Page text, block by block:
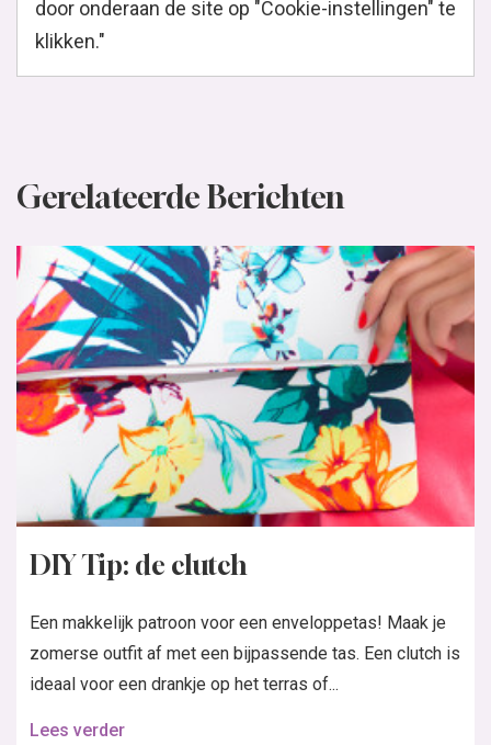
door onderaan de site op "Cookie-instellingen" te
klikken."
Gerelateerde Berichten
DIY Tip: de clutch
Een makkelijk patroon voor een enveloppetas! Maak je
zomerse outfit af met een bijpassende tas. Een clutch is
ideaal voor een drankje op het terras of...
Lees verder